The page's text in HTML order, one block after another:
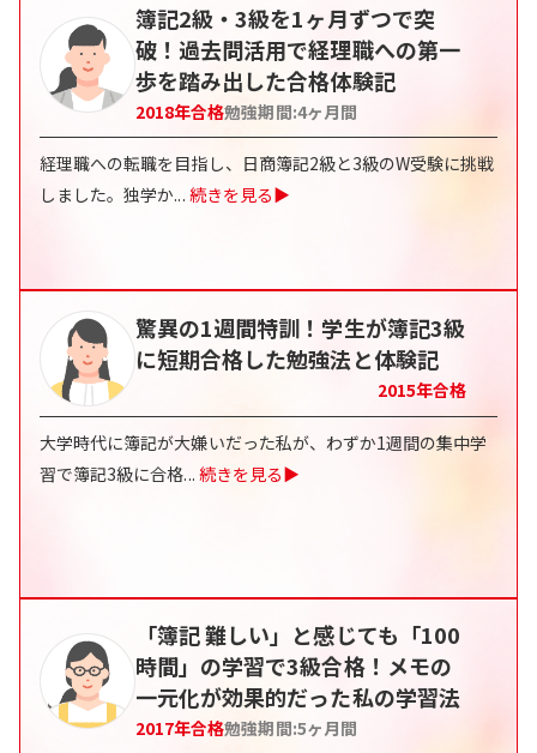
簿記2級・3級を1ヶ月ずつで突
破！過去問活用で経理職への第一
歩を踏み出した合格体験記
2018年合格勉強期間:4ヶ月間
経理職への転職を目指し、日商簿記2級と3級のW受験に挑戦
しました。独学か... 続きを見る▶
驚異の1週間特訓！学生が簿記3級
に短期合格した勉強法と体験記
2015年合格
大学時代に簿記が大嫌いだった私が、わずか1週間の集中学
習で簿記3級に合格... 続きを見る▶
「簿記 難しい」と感じても「100
時間」の学習で3級合格！メモの
一元化が効果的だった私の学習法
2017年合格勉強期間:5ヶ月間